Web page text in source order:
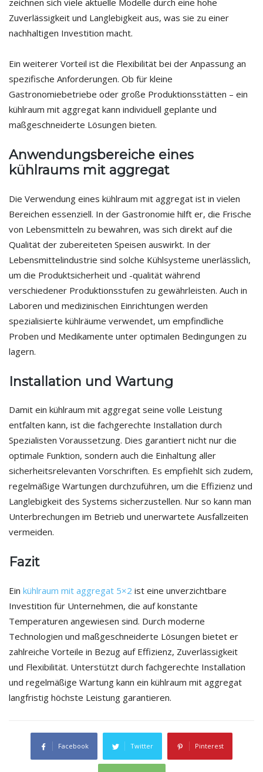
zeichnen sich viele aktuelle Modelle durch eine hohe
Zuverlässigkeit und Langlebigkeit aus, was sie zu einer
nachhaltigen Investition macht.
Ein weiterer Vorteil ist die Flexibilität bei der Anpassung an
spezifische Anforderungen. Ob für kleine
Gastronomiebetriebe oder große Produktionsstätten – ein
kühlraum mit aggregat kann individuell geplante und
maßgeschneiderte Lösungen bieten.
Anwendungsbereiche eines
kühlraums mit aggregat
Die Verwendung eines kühlraum mit aggregat ist in vielen
Bereichen essenziell. In der Gastronomie hilft er, die Frische
von Lebensmitteln zu bewahren, was sich direkt auf die
Qualität der zubereiteten Speisen auswirkt. In der
Lebensmittelindustrie sind solche Kühlsysteme unerlässlich,
um die Produktsicherheit und -qualität während
verschiedener Produktionsstufen zu gewährleisten. Auch in
Laboren und medizinischen Einrichtungen werden
spezialisierte kühlräume verwendet, um empfindliche
Proben und Medikamente unter optimalen Bedingungen zu
lagern.
Installation und Wartung
Damit ein kühlraum mit aggregat seine volle Leistung
entfalten kann, ist die fachgerechte Installation durch
Spezialisten Voraussetzung. Dies garantiert nicht nur die
optimale Funktion, sondern auch die Einhaltung aller
sicherheitsrelevanten Vorschriften. Es empfiehlt sich zudem,
regelmäßige Wartungen durchzuführen, um die Effizienz und
Langlebigkeit des Systems sicherzustellen. Nur so kann man
Unterbrechungen im Betrieb und unerwartete Ausfallzeiten
vermeiden.
Fazit
Ein kühlraum mit aggregat 5×2 ist eine unverzichtbare
Investition für Unternehmen, die auf konstante
Temperaturen angewiesen sind. Durch moderne
Technologien und maßgeschneiderte Lösungen bietet er
zahlreiche Vorteile in Bezug auf Effizienz, Zuverlässigkeit
und Flexibilität. Unterstützt durch fachgerechte Installation
und regelmäßige Wartung kann ein kühlraum mit aggregat
langfristig höchste Leistung garantieren.
Facebook Twitter Pinterest